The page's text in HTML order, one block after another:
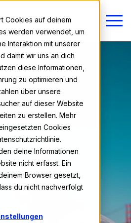
Cookies auf deinem
werden verwendet, um
Interaktion mit unserer
damit wir uns an dich
diese Informationen,
zu optimieren und
über unsere
auf dieser Website
zu erstellen. Mehr
Cookies
deine Informationen
nicht erfasst. Ein
Browser gesetzt,
du nicht nachverfolgt